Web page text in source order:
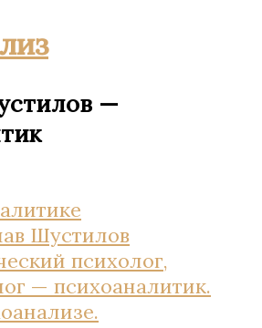
—
Шустилов
психолог,
— психоаналитик.